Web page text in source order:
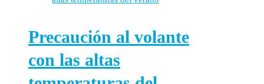
Precaución al volante
con las altas